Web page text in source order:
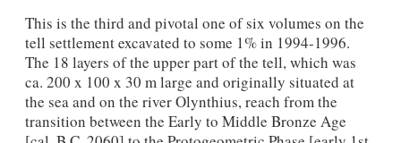
This is the third and pivotal one of six volumes on the
tell settlement excavated to some 1% in 1994-1996.
The 18 layers of the upper part of the tell, which was
ca. 200 x 100 x 30 m large and originally situated at
the sea and on the river Olynthius, reach from the
transition between the Early to Middle Bronze Age